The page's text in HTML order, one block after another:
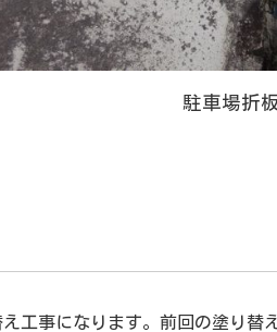
駐車場折
工事になります。前回の塗り替